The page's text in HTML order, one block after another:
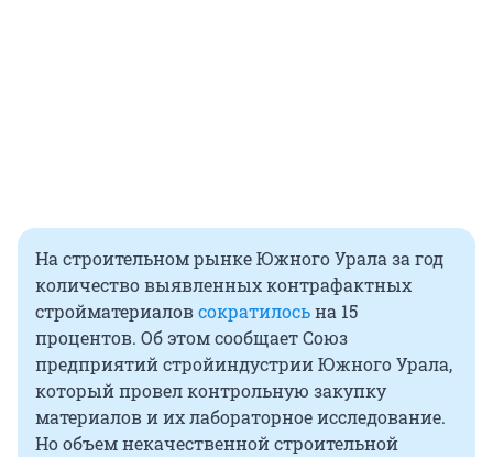
На строительном рынке Южного Урала за год
количество выявленных контрафактных
стройматериаловсократилосьна 15
процентов. Об этом сообщает Союз
предприятий стройиндустрии Южного Урала,
который провел контрольную закупку
материалов и их лабораторное исследование.
Но объем некачественной строительной